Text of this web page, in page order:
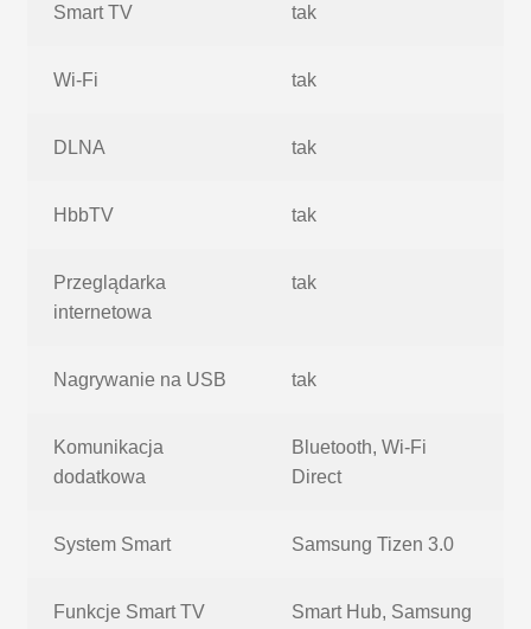
Smart TV tak
Wi-Fi tak
DLNA tak
HbbTV tak
Przeglądarka
internetowa
tak
Nagrywanie na USB tak
Komunikacja
dodatkowa
Bluetooth, Wi-Fi
Direct
System Smart Samsung Tizen 3.0
Funkcje Smart TV
Smart Hub, Samsung